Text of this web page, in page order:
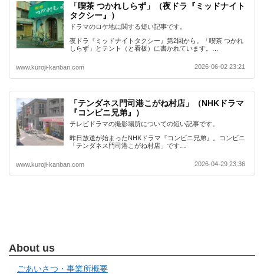
「喫茶 つかれしらず」（夜ドラ『ミッドナイト
タクシー』）
ドラマのロケ地に関する短い記事です。
夜ドラ『ミッドナイトタクシー』第2回から。「喫茶 つかれ
しらず」とテント（と看板）に書かれています。…
www.kuroji-kanban.com 2026-06-02 23:21
「テンダネス門司港こがね村店」（NHKドラマ
『コンビニ兄弟』）
テレビドラマの撮影場所についての短い記事です。
昨日放送が始まったNHKドラマ『コンビニ兄弟』。コンビニ
「テンダネス門司港こがね村店」です…
www.kuroji-kanban.com 2026-04-29 23:36
About us
ごあいさつ・事業所概要